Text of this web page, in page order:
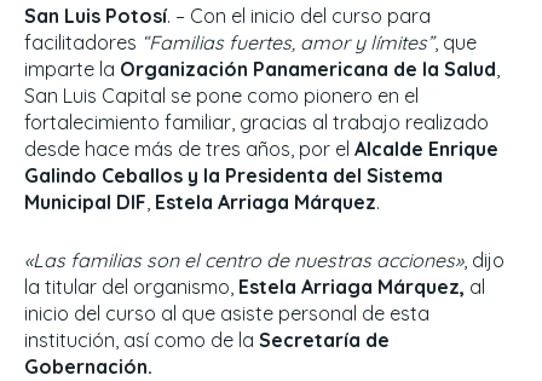
San Luis Potosí. – Con el inicio del curso para
facilitadores “Familias fuertes, amor y límites”, que
imparte la Organización Panamericana de la Salud,
San Luis Capital se pone como pionero en el
fortalecimiento familiar, gracias al trabajo realizado
desde hace más de tres años, por el Alcalde Enrique
Galindo Ceballos y la Presidenta del Sistema
Municipal DIF, Estela Arriaga Márquez.
«Las familias son el centro de nuestras acciones», dijo
la titular del organismo, Estela Arriaga Márquez, al
inicio del curso al que asiste personal de esta
institución, así como de la Secretaría de
Gobernación.